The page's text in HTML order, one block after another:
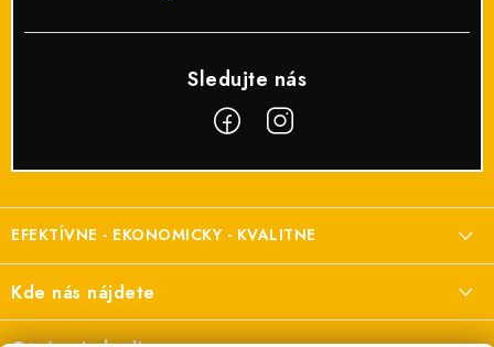
á
p
ä
t
EFEKTÍVNE - EKONOMICKY - KVALITNE
a elektroinštalácie
Kde nás nájdete